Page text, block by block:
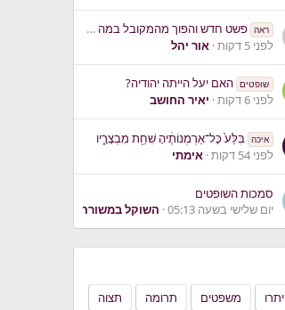
ראה פשט חדש והפוך מהמקובל במה שהחסידה עושה חסד עם חברותיה
לפני 5 דקות
אור יהל
שופטים האם יעל הייתה יהודיה?
לפני 6 דקות
יאיר החושב
איכה בִּלַּע֙ כׇּל־אַרְמְנוֹתֶ֔יהָ שִׁחֵ֖ת מִבְצָרָ֑יו
לפני 54 דקות
אימתי
סמכות השופטים
יום שלישי בשעה 05:13
השוקל במשורה
יתרו משפטים תרומה
תצוה